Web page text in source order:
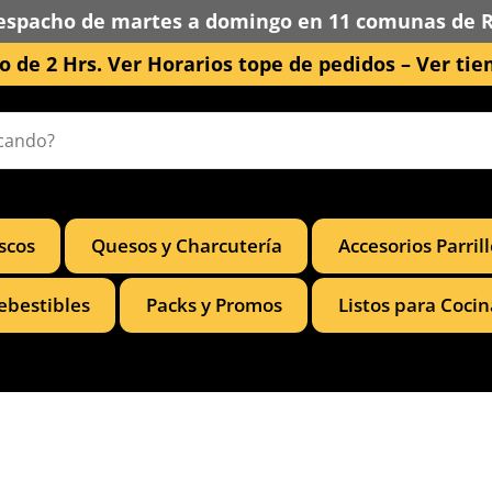
de martes a domingo en 11 comunas de
de 2 Hrs. Ver Horarios tope de pedidos – Ver
Quesos y Charcutería Accesorios
Packs y Promos Listos para